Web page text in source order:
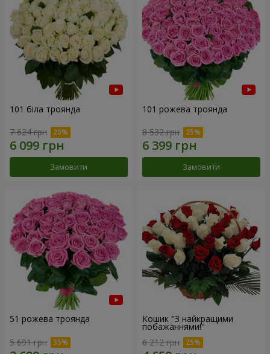
101 біла троянда
7 624 грн
Замовити
101 рожева троянда
8 532 грн
Замовити
51 рожева троянда
5 691 грн
Кошик "З найкращими
побажаннями!"
6 212 грн